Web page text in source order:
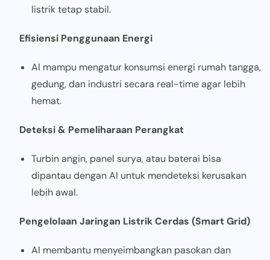
listrik tetap stabil.
Efisiensi Penggunaan Energi
AI mampu mengatur konsumsi energi rumah tangga,
gedung, dan industri secara real-time agar lebih
hemat.
Deteksi & Pemeliharaan Perangkat
Turbin angin, panel surya, atau baterai bisa
dipantau dengan AI untuk mendeteksi kerusakan
lebih awal.
Pengelolaan Jaringan Listrik Cerdas (Smart Grid)
AI membantu menyeimbangkan pasokan dan